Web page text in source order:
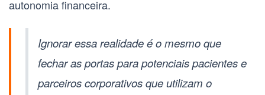
autonomia financeira.
Ignorar essa realidade é o mesmo que
fechar as portas para potenciais pacientes e
parceiros corporativos que utilizam o